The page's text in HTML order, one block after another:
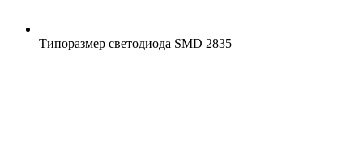
Типоразмер светодиода SMD 2835